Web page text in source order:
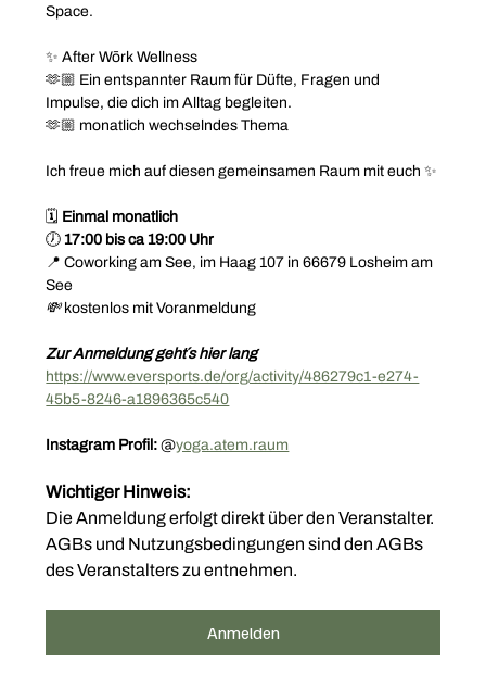
Space.
✨ After Wōrk Wellness
🫶🏼 Ein entspannter Raum für Düfte, Fragen und
Impulse, die dich im Alltag begleiten.
🫶🏼 monatlich wechselndes Thema
Ich freue mich auf diesen gemeinsamen Raum mit euch ✨
🗓️ Einmal monatlich
🕖 17:00 bis ca 19:00 Uhr
📍 Coworking am See, im Haag 107 in 66679 Losheim am
See
💸 kostenlos mit Voranmeldung
Zur Anmeldung geht´s hier lang
https://www.eversports.de/org/activity/486279c1-e274-
45b5-8246-a1896365c540
Instagram Profil: @yoga.atem.raum
Wichtiger Hinweis:
Die Anmeldung erfolgt direkt über den Veranstalter.
AGBs und Nutzungsbedingungen sind den AGBs
des Veranstalters zu entnehmen.
Anmelden